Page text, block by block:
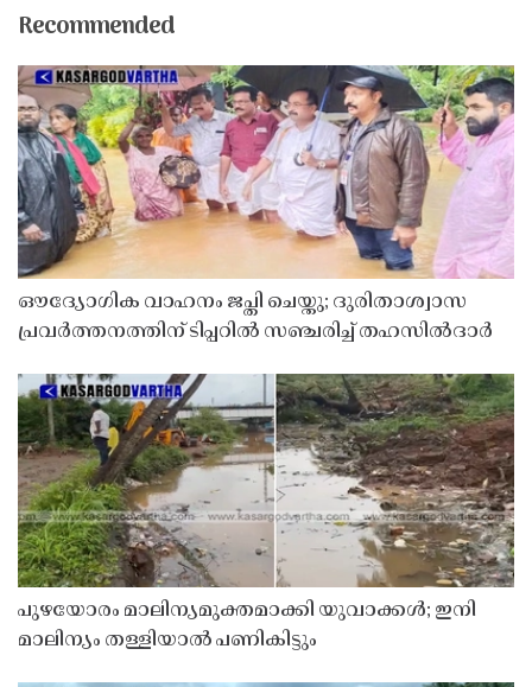
Recommended
ഔദ്യോഗിക വാഹനം ജപ്തി ചെയ്തു; ദുരിതാശ്വാസ
പ്രവർത്തനത്തിന് ടിപ്പറിൽ സഞ്ചരിച്ച് തഹസിൽദാർ
പുഴയോരം മാലിന്യമുക്തമാക്കി യുവാക്കൾ; ഇനി
മാലിന്യം തള്ളിയാൽ പണികിട്ടും